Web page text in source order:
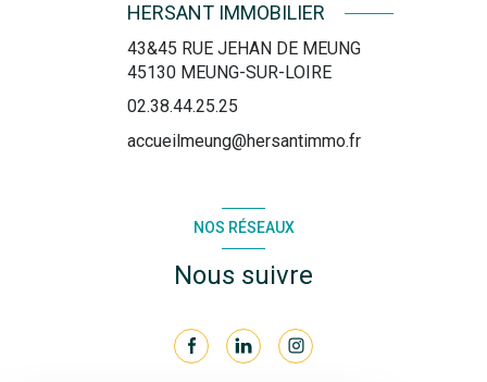
HERSANT IMMOBILIER
43&45 RUE JEHAN DE MEUNG
45130 MEUNG-SUR-LOIRE
02.38.44.25.25
accueilmeung@hersantimmo.fr
NOS RÉSEAUX
Nous suivre